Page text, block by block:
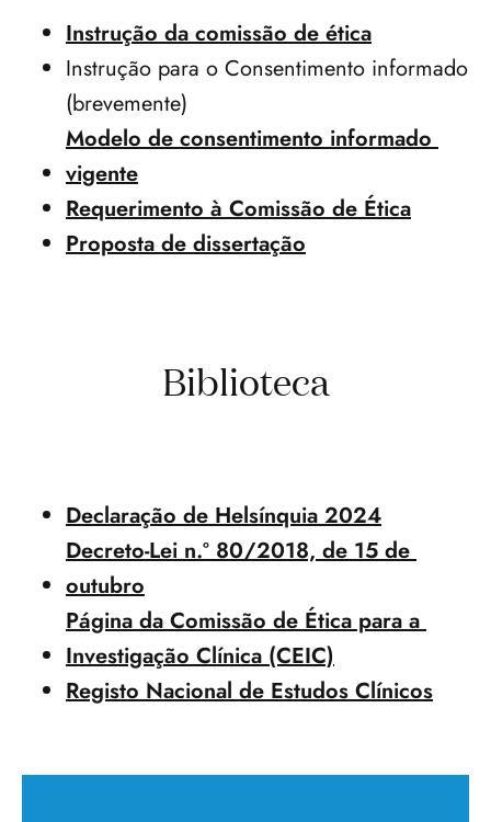
Instrução da comissão de ética
Instrução para o Consentimento informado
(brevemente)
Modelo de consentimento informado
vigente
Requerimento à Comissão de Ética
Proposta de dissertação
Biblioteca
Declaração de Helsínquia 2024
Decreto-Lei n.º 80/2018, de 15 de
outubro
Página da Comissão de Ética para a
Investigação Clínica (CEIC)
Registo Nacional de Estudos Clínicos